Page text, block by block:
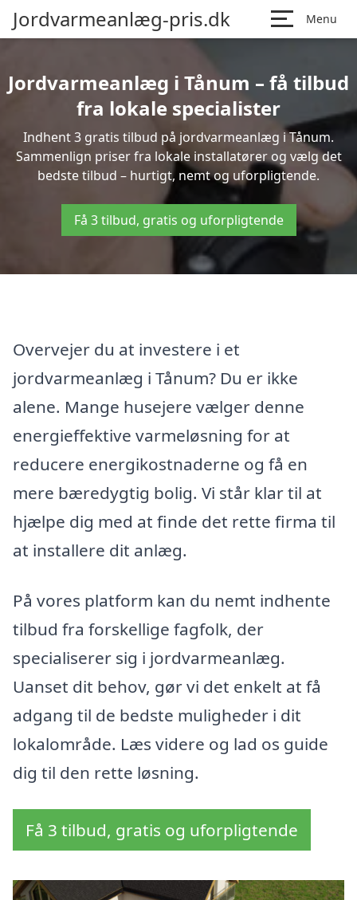
Jordvarmeanlæg-pris.dk Menu
Jordvarmeanlæg i Tånum – få tilbud
fra lokale specialister
Indhent 3 gratis tilbud på jordvarmeanlæg i Tånum.
Sammenlign priser fra lokale installatører og vælg det
bedste tilbud – hurtigt, nemt og uforpligtende.
Få 3 tilbud, gratis og uforpligtende
Overvejer du at investere i et
jordvarmeanlæg i Tånum? Du er ikke
alene. Mange husejere vælger denne
energieffektive varmeløsning for at
reducere energikostnaderne og få en
mere bæredygtig bolig. Vi står klar til at
hjælpe dig med at finde det rette firma til
at installere dit anlæg.
På vores platform kan du nemt indhente
tilbud fra forskellige fagfolk, der
specialiserer sig i jordvarmeanlæg.
Uanset dit behov, gør vi det enkelt at få
adgang til de bedste muligheder i dit
lokalområde. Læs videre og lad os guide
dig til den rette løsning.
Få 3 tilbud, gratis og uforpligtende